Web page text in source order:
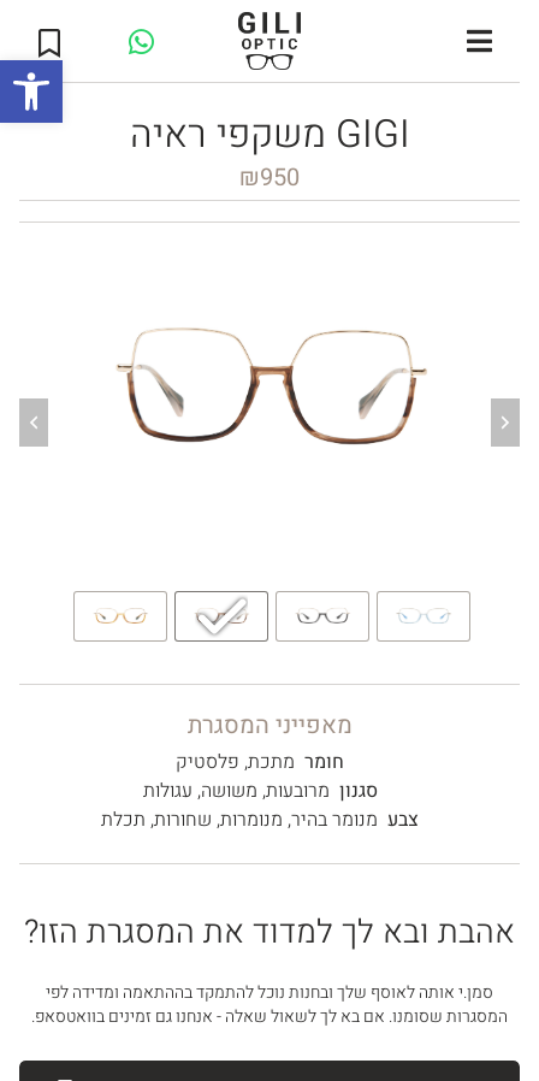
Open toolbar
משקפי ראיה GIGI
₪950
מאפייני המסגרת
חומר מתכת, פלסטיק
סגנון מרובעות, משושה, עגולות
צבע מנומר בהיר, מנומרות, שחורות, תכלת
אהבת ובא לך למדוד את המסגרת הזו?
סמן.י אותה לאוסף שלך ובחנות נוכל להתמקד בההתאמה ומדידה לפי
המסגרות שסומנו. אם בא לך לשאול שאלה - אנחנו גם זמינים בוואטסאפ.